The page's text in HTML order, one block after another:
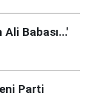
Babası...'
Parti